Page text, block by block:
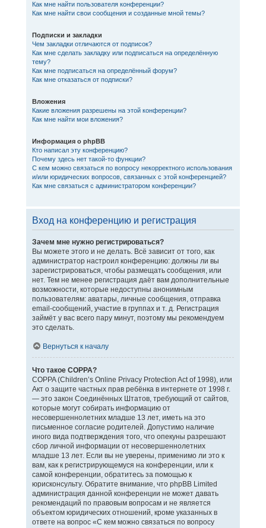
Как мне найти пользователя конференции?
Как мне найти свои сообщения и созданные мной темы?
Подписки и закладки
Чем закладки отличаются от подписок?
Как мне сделать закладку или подписаться на определённую
тему?
Как мне подписаться на определённый форум?
Как мне отказаться от подписки?
Вложения
Какие вложения разрешены на этой конференции?
Как мне найти мои вложения?
Информация о phpBB
Кто написал эту конференцию?
Почему здесь нет такой-то функции?
С кем можно связаться по вопросу некорректного использования
и/или юридических вопросов, связанных с этой конференцией?
Как мне связаться с администратором конференции?
Вход на конференцию и регистрация
Зачем мне нужно регистрироваться?
Вы можете этого и не делать. Всё зависит от того, как
администратор настроил конференцию: должны ли вы
зарегистрироваться, чтобы размещать сообщения, или
нет. Тем не менее регистрация даёт вам дополнительные
возможности, которые недоступны анонимным
пользователям: аватары, личные сообщения, отправка
email-сообщений, участие в группах и т. д. Регистрация
займёт у вас всего пару минут, поэтому мы рекомендуем
это сделать.
Вернуться к началу
Что такое COPPA?
COPPA (Children’s Online Privacy Protection Act of 1998), или
Акт о защите частных прав ребёнка в интернете от 1998 г.
— это закон Соединённых Штатов, требующий от сайтов,
которые могут собирать информацию от
несовершеннолетних младше 13 лет, иметь на это
письменное согласие родителей. Допустимо наличие
иного вида подтверждения того, что опекуны разрешают
сбор личной информации от несовершеннолетних
младше 13 лет. Если вы не уверены, применимо ли это к
вам, как к регистрирующемуся на конференции, или к
самой конференции, обратитесь за помощью к
юрисконсульту. Обратите внимание, что phpBB Limited
администрация данной конференции не может давать
рекомендаций по правовым вопросам и не является
объектом юридических отношений, кроме указанных в
ответе на вопрос «С кем можно связаться по вопросу